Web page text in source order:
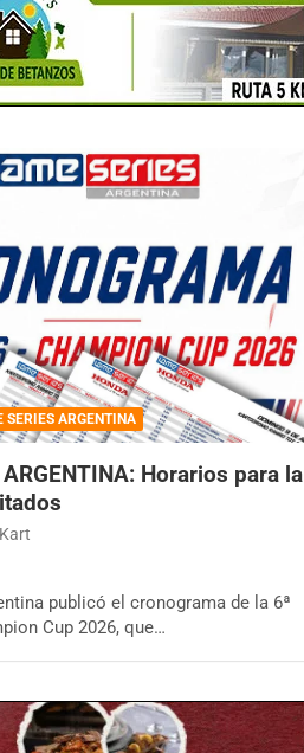
SERIES ARGENTINA
Horarios para la
publicó el cronograma de la 6ª
Cup 2026, que…